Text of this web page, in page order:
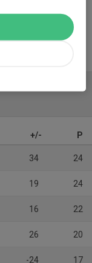
+/- P
34 24
19 24
16 22
26 20
-24 17